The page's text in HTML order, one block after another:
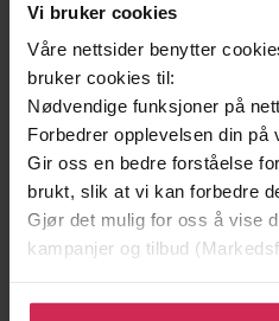
Vi bruker cookies
Våre nettsider benytter
bruker cookies til:
Nødvendige funksjoner på
Forbedrer opplevelsen din på
Gir oss en bedre forståelse
brukt, slik at vi kan forbedre
Gjør det mulig for oss å vise
kampanjer og tilbud
Klikk på «Godta alle» for å gi
199,-
Minnesota
Jo Nesbø
EBOK